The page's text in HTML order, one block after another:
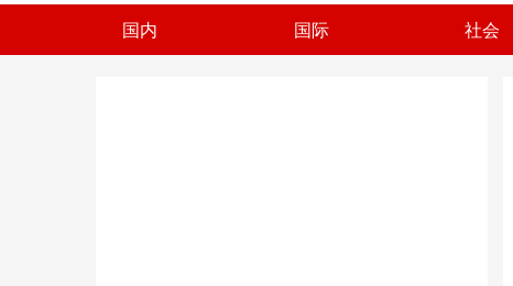
国内 国际 社会